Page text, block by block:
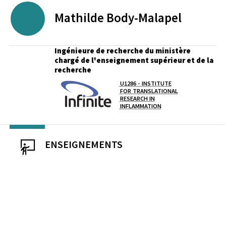
Mathilde Body-Malapel
Ingénieure de recherche du ministère
chargé de l'enseignement supérieur et de la
recherche
Laboratoire / équipe
U1286 - INSTITUTE
FOR TRANSLATIONAL
RESEARCH IN
INFLAMMATION
ENSEIGNEMENTS